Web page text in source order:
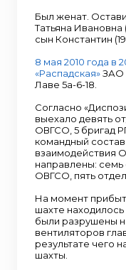
Был женат.
Татьяна Ивановна
сын Константин
8 мая 2010 года в
«Распадская»ЗАО
Лаве 5а-6-18.
Согласно
выехало девять
ОВГСО, 5 бригад
командный
взаимодействия
направлены:
ОВГСО, пять
На момент
шахте
были разрушены
вентиляторов
результате чего
шахты.